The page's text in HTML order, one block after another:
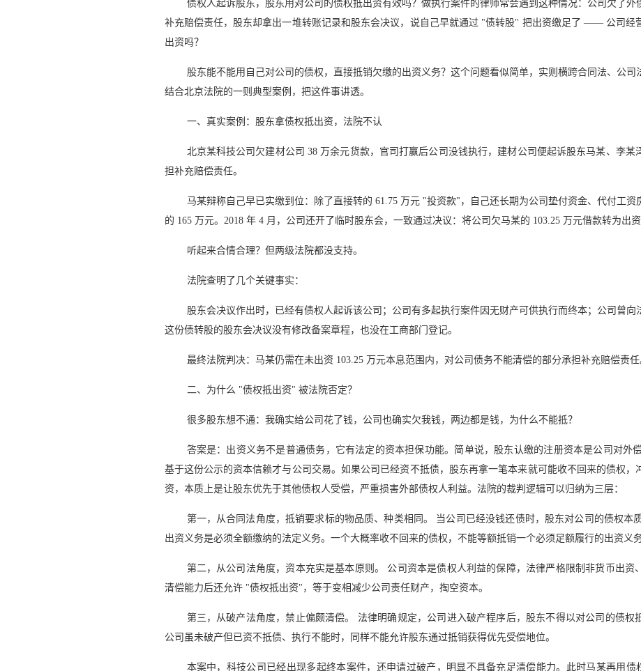
债权人起诉股东，股东用对公司的债权抵出资有效吗？做执行案件的律师常会遇到这种情况：公司欠了外
补充赔偿责任，股东却拿出一堆转账记录和股东会决议，说自己早就通过 "债转股" 把出资缴足了 —— 公司经
出资吗？
股东能不能用自己对公司的债权，直接抵销欠缴的出资义务？这个问题看似简单，实则横跨合同法、公司
结合北京法院的一则典型案例，把这件事讲透。
一、真实案例：股东拿债权抵出资，法院不认
北京某科技公司欠建材公司 38 万余元货款，官司打赢后公司没钱执行，建材公司便起诉股东马某、李某
担补充赔偿责任。
马某辩称自己早已实缴到位：除了直接转的 61.75 万元 "投资款"，自己还长期为公司垫付资金、代付工
的 165 万元。2018 年 4 月，公司还开了临时股东会，一致通过决议：将公司欠马某的 103.25 万元借款转为出
听起来合情合理？但两级法院都没支持。
法院查明了几个关键事实：
股东会决议作出时，已经有债权人起诉该公司；公司有多起执行案件因无财产可供执行而终本；公司曾向
这份债转股的股东会决议没有修改备案章程，也没在工商部门登记。
最终法院判决：马某仍需在未出资 103.25 万元本息范围内，对公司债务不能清偿的部分承担补充赔偿责任
二、为什么 "债权抵出资" 被法院否定？
很多股东想不通：我确实给公司花了钱，公司也确实欠我钱，两边都是钱，为什么不能抵？
答案是：出资义务不是普通债务，它有法定的资本担保功能。简单说，股东认缴的注册资本是公司对外
基于这份公示的资本信赖才与公司交易。如果公司已经资不抵债，股东再拿一笔本来就可能收不回来的债权，
资，本质上是让股东优先于其他债权人受偿，严重损害外部债权人利益。法院的裁判逻辑可以归纳为三层：
第一，从合同法角度，抵销要求标的物品质、种类相同。 当公司已经没钱还债时，股东对公司的债权本
出资义务是必须全额缴纳的法定义务。一个大概率收不回来的债权，不能等额抵销一个必须足额履行的出资义务
第二，从公司法角度，资本充实是基本原则。 公司资本是债权人利益的保障，法律严格限制非货币出资
清偿能力后还允许 "债权抵出资"，等于变相减少公司责任财产，掏空资本。
第三，从破产法角度，禁止偏颇清偿。 法律明确规定，公司进入破产程序后，股东不得以对公司的债权
公司虽未破产但已资不抵债、执行不能时，同样不能允许股东通过抵销获得优先受偿地位。
本案中，科技公司已经出现多起终本案件，还申请过破产，明显不具备充足清偿能力。此时马某再用